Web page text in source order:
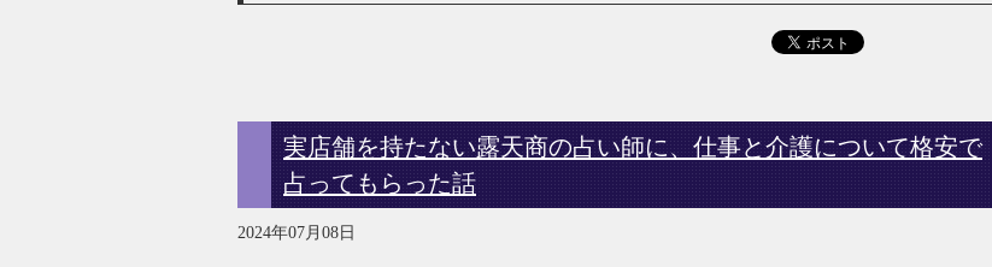
実店舗を持たない露天商の占い師に、仕事と介護について格安で
占ってもらった話
2024年07月08日